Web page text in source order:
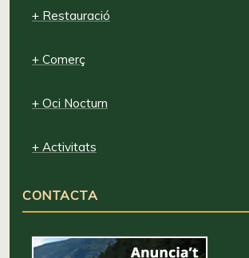
+ Restauració
+ Comerç
+ Oci Nocturn
+ Activitats
CONTACTA